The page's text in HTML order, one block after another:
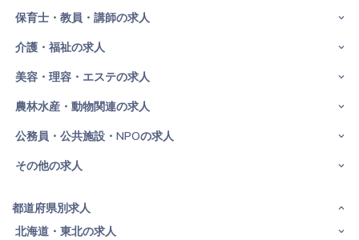
保育士・教員・講師の求人
介護・福祉の求人
美容・理容・エステの求人
農林水産・動物関連の求人
公務員・公共施設・NPOの求人
その他の求人
都道府県別求人
北海道・東北の求人